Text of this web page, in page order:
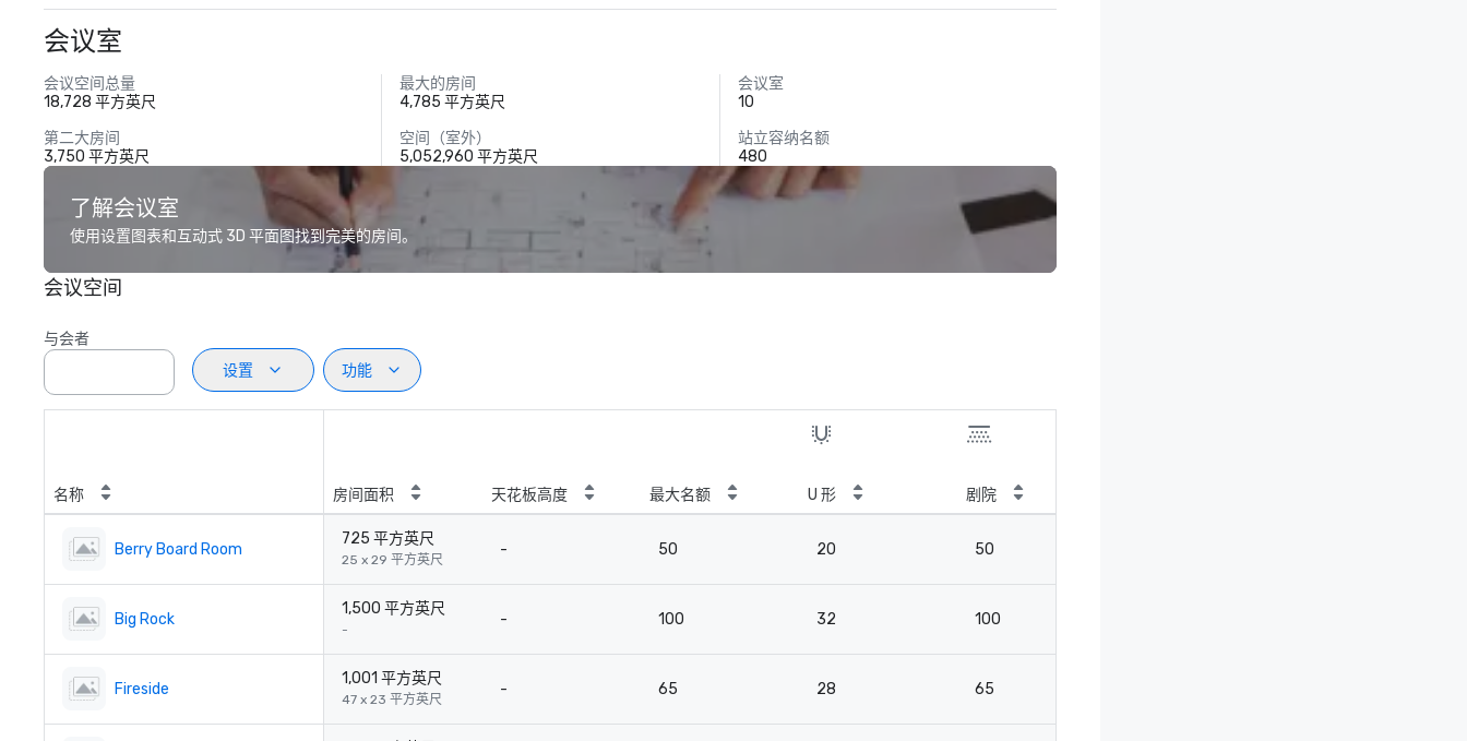
会议室
会议空间总量
18,728 平方英尺
最大的房间
4,785 平方英尺
会议室
10
第二大房间
3,750 平方英尺
空间（室外）
5,052,960 平方英尺
站立容纳名额
480
了解会议室
使用设置图表和互动式 3D 平面图找到完美的房间。
会议空间
与会者
设置
功能
名称 房间面积 天花板高度 最大名额 U 形 剧院
Berry Board Room
725 平方英尺
25 x 29 平方英尺
- 50 20 50
Big Rock
1,500 平方英尺
-
- 100 32 100
Fireside
1,001 平方英尺
47 x 23 平方英尺
- 65 28 65